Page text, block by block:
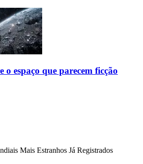
o espaço que parecem ficção
Mais Estranhos Já Registrados